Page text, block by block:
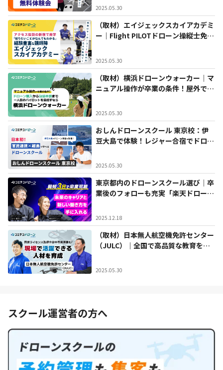
2025.05.30
（取材）エイジェックスカイアカデミ
ー｜Flight PILOTドローン操縦士免許
ドローンスクール
2025.05.30
（取材）横浜ドローンウォーカー｜マ
ニュアル操作が卒業の条件！屋外で安
なら
2025.05.30
おしんドローンスクール 東京校：伊
豆大島で体験！レジャー合宿でドロー
2025.05.30
東京都内のドローンスクール選び｜卒
業後のフォローも充実「楽天ドローン
2025.12.18
（取材）日本無人航空機免許センター
（JULC）｜全国で高品質な教育を提
講習内容とは
2025.05.30
スクール運営者の方へ